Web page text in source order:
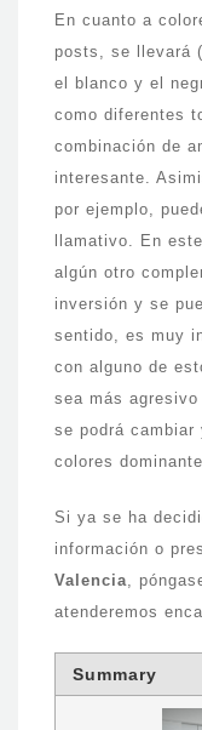
En cuanto a
posts, se llevará
el blanco y el
como diferentes
combinación de
interesante.
por ejemplo,
llamativo. En
algún otro
inversión y se
sentido, es muy
con alguno de
sea más
se podrá cambiar
colores
Si ya se ha
información o
Valencia,
atenderemos
Summary